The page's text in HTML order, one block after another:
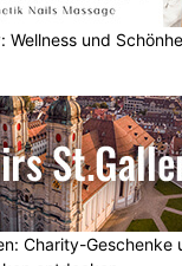
Wellness und
Charity-Geschenke